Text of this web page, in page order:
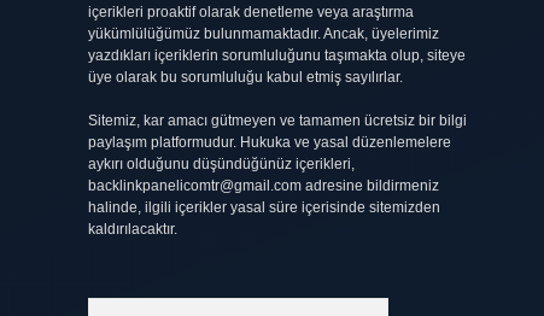
içerikleri proaktif olarak denetleme veya araştırma
yükümlülüğümüz bulunmamaktadır. Ancak, üyelerimiz
yazdıkları içeriklerin sorumluluğunu taşımakta olup, siteye
üye olarak bu sorumluluğu kabul etmiş sayılırlar.
Sitemiz, kar amacı gütmeyen ve tamamen ücretsiz bir bilgi
paylaşım platformudur. Hukuka ve yasal düzenlemelere
aykırı olduğunu düşündüğünüz içerikleri,
backlinkpanelicomtr@gmail.comadresine bildirmeniz
halinde, ilgili içerikler yasal süre içerisinde sitemizden
kaldırılacaktır.